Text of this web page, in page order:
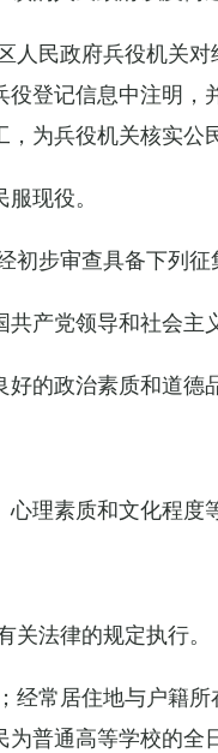
人民政府兵役机关
登记信息中注明
为兵役机关核实公
现役。
步审查具备下列征
产党领导和社会主
的政治素质和道德
理素质和文化程度
法律的规定执行。
经常居住地与户籍
普通高等学校的